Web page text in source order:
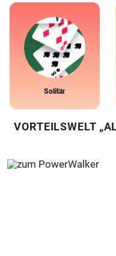
Solitär
VORTEILSWELT